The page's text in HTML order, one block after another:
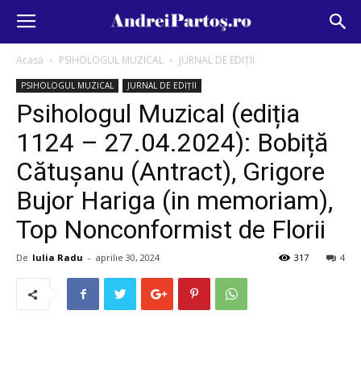
Acasă PSIHOLOGUL MUZICAL JURNAL DE EDIȚII
PSIHOLOGUL MUZICAL JURNAL DE EDIȚII
Psihologul Muzical (ediția
1124 – 27.04.2024): Bobiță
Cătușanu (Antract), Grigore
Bujor Hariga (in memoriam),
Top Nonconformist de Florii
De Iulia Radu - aprilie 30, 2024 4
317